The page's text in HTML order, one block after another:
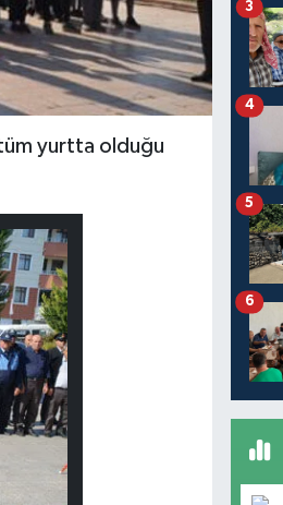
yurtta olduğu
3
4
5
6